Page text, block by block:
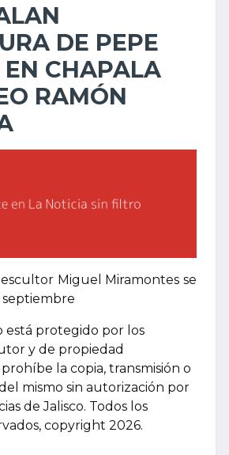
DE PEPE
CHAPALA
RAMÓN
Miguel Miramontes se
septiembre
está protegido por los
y de propiedad
la copia, transmisión o
mismo sin autorización por
de Jalisco. Todos los
copyright 2026.